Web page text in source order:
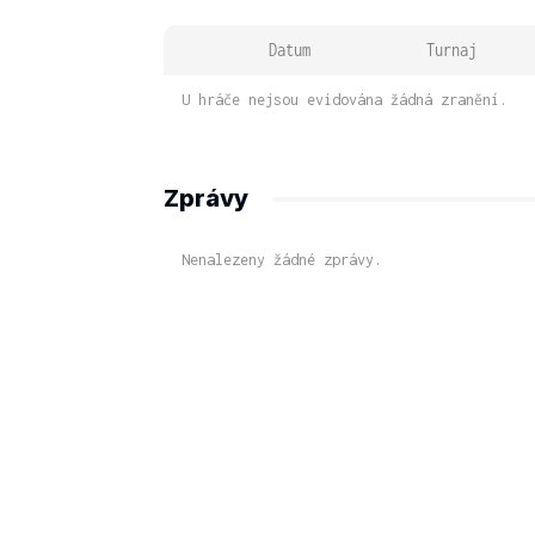
Datum Turnaj
U hráče nejsou evidována žádná zranění.
Zprávy
Nenalezeny žádné zprávy.